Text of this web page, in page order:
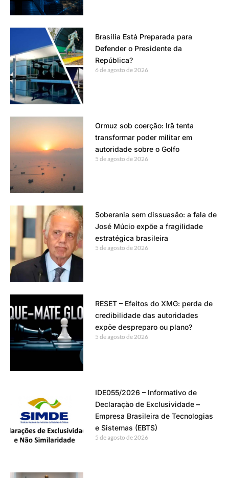
Brasília Está Preparada para
Defender o Presidente da
República?
6 de agosto de 2026
Ormuz sob coerção: Irã tenta
transformar poder militar em
autoridade sobre o Golfo
5 de agosto de 2026
Soberania sem dissuasão: a fala de
José Múcio expõe a fragilidade
estratégica brasileira
5 de agosto de 2026
RESET – Efeitos do XMG: perda de
credibilidade das autoridades
expõe despreparo ou plano?
5 de agosto de 2026
IDE055/2026 – Informativo de
Declaração de Exclusividade –
Empresa Brasileira de Tecnologias
e Sistemas (EBTS)
5 de agosto de 2026